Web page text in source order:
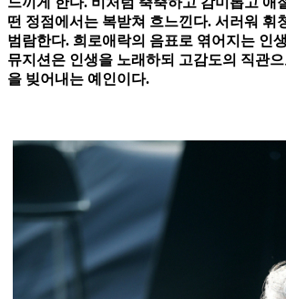
떤 정점에서는 복받쳐 흐느낀다. 서러워 휘
범람한다. 희로애락의 음표로 엮어지는 인
뮤지션은 인생을 노래하되 고감도의 직관
을 빚어내는 예인이다.